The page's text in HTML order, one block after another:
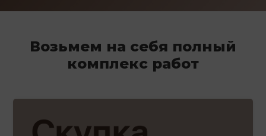
Возьмем на себя полный
комплекс работ